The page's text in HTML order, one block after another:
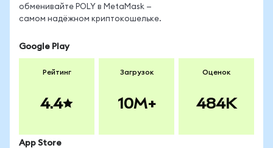
обменивайте POLY в MetaMask —
самом надёжном криптокошельке.
Google Play
Рейтинг
4.4
Загрузок
10M+
Оценок
484K
App Store